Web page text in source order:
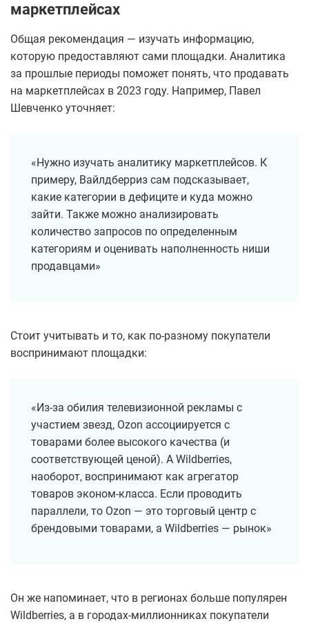
маркетплейсах
Общая рекомендация — изучать информацию,
которую предоставляют сами площадки. Аналитика
за прошлые периоды поможет понять, что продавать
на маркетплейсах в 2023 году. Например, Павел
Шевченко уточняет:
«Нужно изучать аналитику маркетплейсов. К
примеру, Вайлдберриз сам подсказывает,
какие категории в дефиците и куда можно
зайти. Также можно анализировать
количество запросов по определенным
категориям и оценивать наполненность ниши
продавцами»
Стоит учитывать и то, как по-разному покупатели
воспринимают площадки:
«Из-за обилия телевизионной рекламы с
участием звезд, Ozon ассоциируется с
товарами более высокого качества (и
соответствующей ценой). А Wildberries,
наоборот, воспринимают как агрегатор
товаров эконом-класса. Если проводить
параллели, то Ozon — это торговый центр с
брендовыми товарами, а Wildberries — рынок»
Он же напоминает, что в регионах больше популярен
Wildberries, а в городах-миллионниках покупатели